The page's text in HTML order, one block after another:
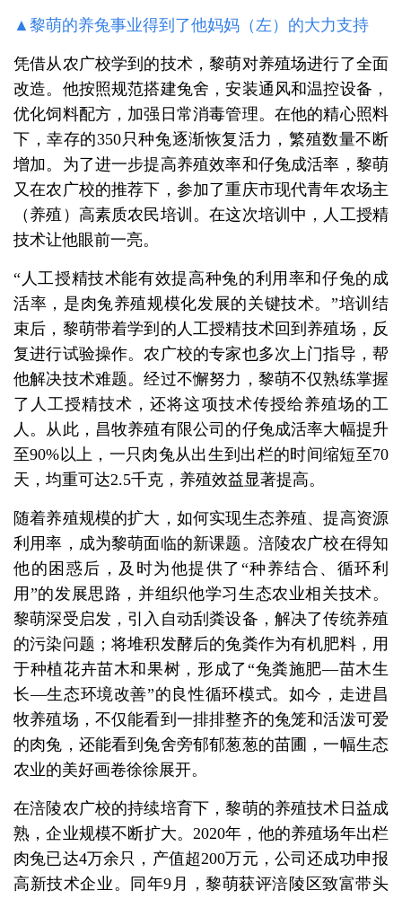
▲黎萌的养兔事业得到了他妈妈（左）的大力支持
凭借从农广校学到的技术，黎萌对养殖场进行了全面
改造。他按照规范搭建兔舍，安装通风和温控设备，
优化饲料配方，加强日常消毒管理。在他的精心照料
下，幸存的350只种兔逐渐恢复活力，繁殖数量不断
增加。为了进一步提高养殖效率和仔兔成活率，黎萌
又在农广校的推荐下，参加了重庆市现代青年农场主
（养殖）高素质农民培训。在这次培训中，人工授精
技术让他眼前一亮。
“人工授精技术能有效提高种兔的利用率和仔兔的成
活率，是肉兔养殖规模化发展的关键技术。”培训结
束后，黎萌带着学到的人工授精技术回到养殖场，反
复进行试验操作。农广校的专家也多次上门指导，帮
他解决技术难题。经过不懈努力，黎萌不仅熟练掌握
了人工授精技术，还将这项技术传授给养殖场的工
人。从此，昌牧养殖有限公司的仔兔成活率大幅提升
至90%以上，一只肉兔从出生到出栏的时间缩短至70
天，均重可达2.5千克，养殖效益显著提高。
随着养殖规模的扩大，如何实现生态养殖、提高资源
利用率，成为黎萌面临的新课题。涪陵农广校在得知
他的困惑后，及时为他提供了“种养结合、循环利
用”的发展思路，并组织他学习生态农业相关技术。
黎萌深受启发，引入自动刮粪设备，解决了传统养殖
的污染问题；将堆积发酵后的兔粪作为有机肥料，用
于种植花卉苗木和果树，形成了“兔粪施肥—苗木生
长—生态环境改善”的良性循环模式。如今，走进昌
牧养殖场，不仅能看到一排排整齐的兔笼和活泼可爱
的肉兔，还能看到兔舍旁郁郁葱葱的苗圃，一幅生态
农业的美好画卷徐徐展开。
在涪陵农广校的持续培育下，黎萌的养殖技术日益成
熟，企业规模不断扩大。2020年，他的养殖场年出栏
肉兔已达4万余只，产值超200万元，公司还成功申报
高新技术企业。同年9月，黎萌获评涪陵区致富带头